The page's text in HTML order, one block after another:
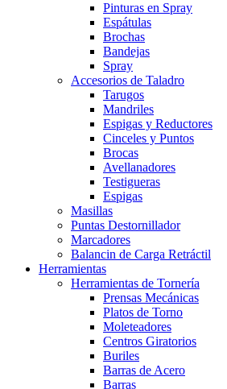
Pinturas en Spray
Espátulas
Brochas
Bandejas
Spray
Accesorios de Taladro
Tarugos
Mandriles
Espigas y Reductores
Cinceles y Puntos
Brocas
Avellanadores
Testigueras
Espigas
Masillas
Puntas Destornillador
Marcadores
Balancin de Carga Retráctil
Herramientas
Herramientas de Tornería
Prensas Mecánicas
Platos de Torno
Moleteadores
Centros Giratorios
Buriles
Barras de Acero
Barras